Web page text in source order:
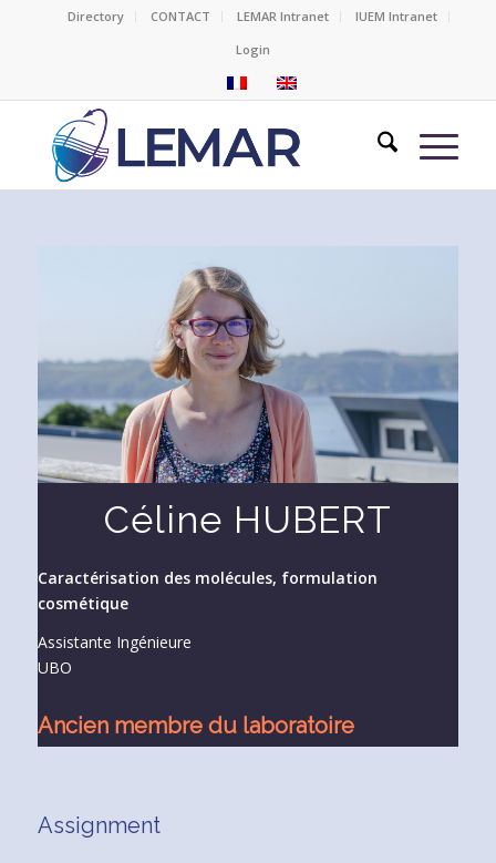
Directory CONTACT LEMAR Intranet
IUEM Intranet
Login
Céline HUBERT
Caractérisation des molécules, formulation
cosmétique
Assistante Ingénieure
UBO
Ancien membre du laboratoire
Assignment